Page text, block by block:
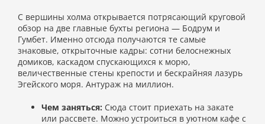
С вершины холма открывается потрясающий круговой
обзор на две главные бухты региона — Бодрум и
Гумбет. Именно отсюда получаются те самые
знаковые, открыточные кадры: сотни белоснежных
домиков, каскадом спускающихся к морю,
величественные стены крепости и бескрайняя лазурь
Эгейского моря. Антураж на миллион.
Чем заняться: Сюда стоит приехать на закате
или рассвете. Можно устроиться в уютном кафе с